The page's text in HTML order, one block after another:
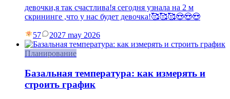
девочки,я так счастлива!я сегодня узнала на 2 м
скрининге ,что у нас будет девочка!🥰🥰🥰😍😍😍
57 2027 may 2026
Планирование
Базальная температура: как измерять и
строить график